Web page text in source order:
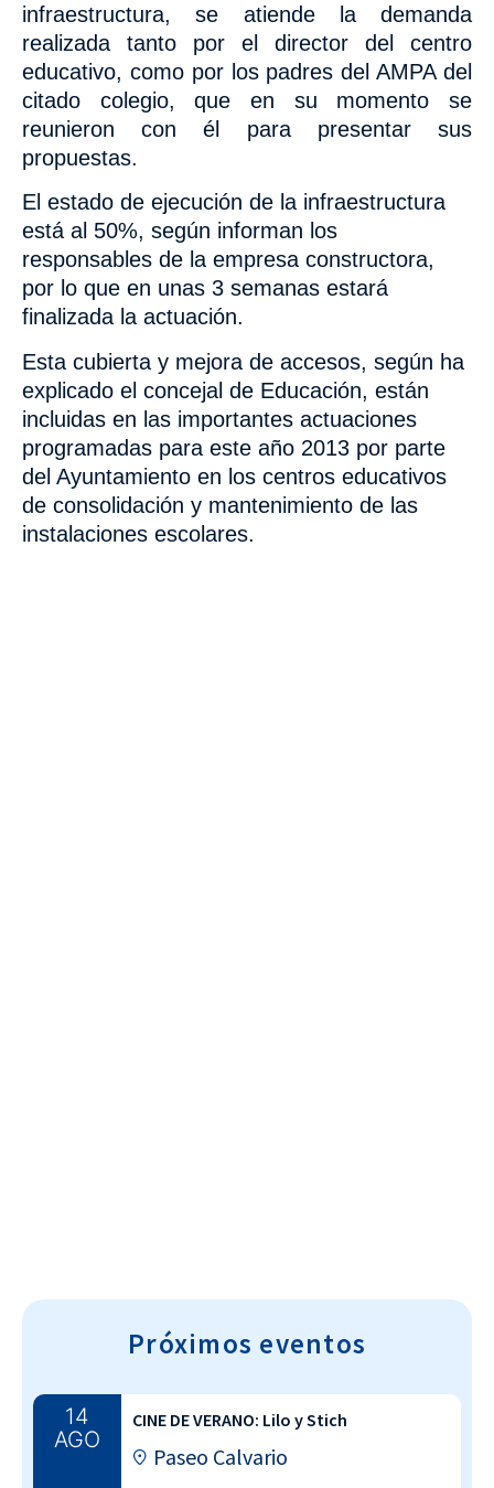
infraestructura, se atiende
la demanda
realizada tanto por el director del centro
educativo, como por los padres del AMPA del
citado colegio, que en su momento se
reunieron con él para presentar sus
propuestas.
El estado de ejecución de la infraestructura
está al 50%, según informan los
responsables de la empresa constructora,
por lo que en unas 3 semanas estará
finalizada la actuación.
Esta cubierta y mejora de accesos, según ha
explicado el concejal de Educación, están
incluidas en las importantes actuaciones
programadas para este año 2013 por parte
del Ayuntamiento en los centros educativos
de consolidación y mantenimiento de las
instalaciones escolares.
Próximos eventos
14
AGO
CINE DE VERANO: Lilo y Stich
Paseo Calvario